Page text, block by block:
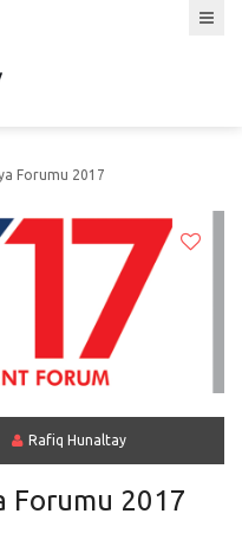
Forumu 2017
Rafiq Hunaltay
Forumu 2017